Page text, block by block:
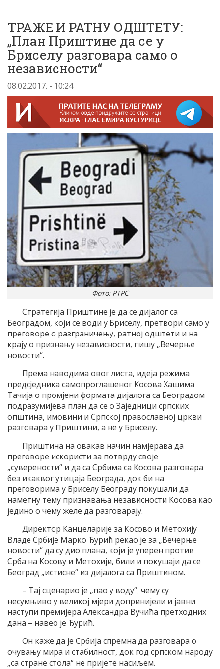
ТРАЖЕ И РАТНУ ОДШТЕТУ:
„План Приштине да се у
Бриселу разговара само о
независности“
08.02.2017. - 10:24
Фото: РТРС
Стратегија Приштине је да се дијалог са
Београдом, који се води у Бриселу, претвори само у
преговоре о разграничењу, ратној одштети и на
крају о признању независности, пишу „Вечерње
новости“.
Према наводима овог листа, идеја режима
предсједника самопроглашеног Косова Хашима
Тачија о промјени формата дијалога са Београдом
подразумијева план да се о Заједници српских
општина, имовини и Српској православној цркви
разговара у Приштини, а не у Бриселу.
Приштина на овакав начин намјерава да
преговоре искористи за потврду своје
„суверености“ и да са Србима са Косова разговара
без икаквог утицаја Београда, док би на
преговорима у Бриселу Београду покушали да
наметну тему признавања независности Косова као
једино о чему желе да разговарају.
Директор Канцеларије за Косово и Метохију
Владе Србије Марко Ђурић рекао је за „Вечерње
новости“ да су дио плана, који је уперен против
Срба на Косову и Метохији, били и покушаји да се
Београд „истисне“ из дијалога са Приштином.
– Тај сценарио је „пао у воду“, чему су
несумњиво у великој мјери допринијели и јавни
наступи премијера Александра Вучића претходних
дана – навео је Ђурић.
Он каже да је Србија спремна да разговара о
очувању мира и стабилност, док год српском народу
„са стране стола“ не пријете насиљем.